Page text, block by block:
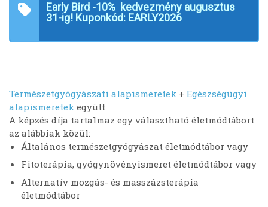
Early Bird -10% kedvezmény augusztus
31-ig! Kuponkód: EARLY2026
Természetgyógyászati alapismeretek + Egészségügyi
alapismeretek együtt
A képzés díja tartalmaz egy választható életmódtábort
az alábbiak közül:
Általános természetgyógyászat életmódtábor vagy
Fitoterápia, gyógynövényismeret életmódtábor vagy
Alternatív mozgás- és masszázsterápia
életmódtábor